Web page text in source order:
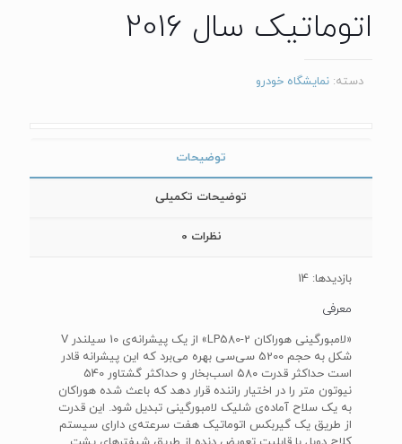
اتوماتیک سال 2016
دسته: نمایشگاه خودرو
توضیحات
توضیحات تکمیلی
نظرات 0
بازدیدها: 14
معرفی
شکل به حجم 5200 سی‌سی بهره می‌برد که این پیشرانه قادر
است حداکثر قدرت ۵۸۰‌ اسب‌بخار و حداکثر گشتاور 540
نیوتون متر را در اختیار راننده قرار دهد که باعث شده هوراکان
به یک سلاح آماده‌ی شلیک لامبورگینی تبدیل شود. این قدرت
از طریق یک گیربکس اتوماتیک هفت سرعته‌ی دارای سیستم